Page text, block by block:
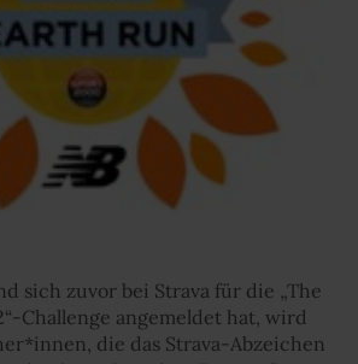
sich zuvor bei Strava für die „The
Challenge angemeldet hat, wird
die das Strava-Abzeichen